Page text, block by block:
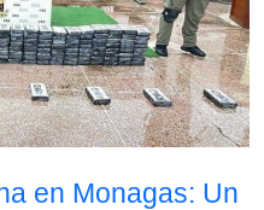
en Monagas: Un